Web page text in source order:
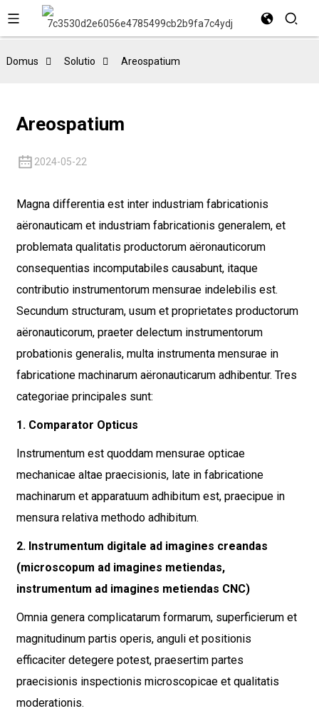
Domus Solutio Areospatium
Areospatium
2024-05-22
Magna differentia est inter industriam fabricationis
aëronauticam et industriam fabricationis generalem, et
problemata qualitatis productorum aëronauticorum
consequentias incomputabiles causabunt, itaque
contributio instrumentorum mensurae indelebilis est.
Secundum structuram, usum et proprietates productorum
aëronauticorum, praeter delectum instrumentorum
probationis generalis, multa instrumenta mensurae in
fabricatione machinarum aëronauticarum adhibentur. Tres
categoriae principales sunt:
1. Comparator Opticus
Instrumentum est quoddam mensurae opticae
mechanicae altae praecisionis, late in fabricatione
machinarum et apparatuum adhibitum est, praecipue in
mensura relativa methodo adhibitum.
2. Instrumentum digitale ad imagines creandas
(microscopum ad imagines metiendas,
instrumentum ad imagines metiendas CNC)
Omnia genera complicatarum formarum, superficierum et
magnitudinum partis operis, anguli et positionis
efficaciter detegere potest, praesertim partes
praecisionis inspectionis microscopicae et qualitatis
moderationis.